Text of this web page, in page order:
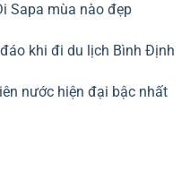
Sapa mùa nào đẹp
khi đi du lịch Bình Định
nước hiện đại bậc nhất